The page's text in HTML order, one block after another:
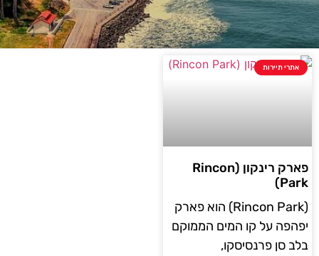
אתרי תיירות
פארק רינקון (Rincon
Park)
(Rincon Park) הוא פארק
יפהפה על קו המים הממוקם
בלב סן פרנסיסקו,